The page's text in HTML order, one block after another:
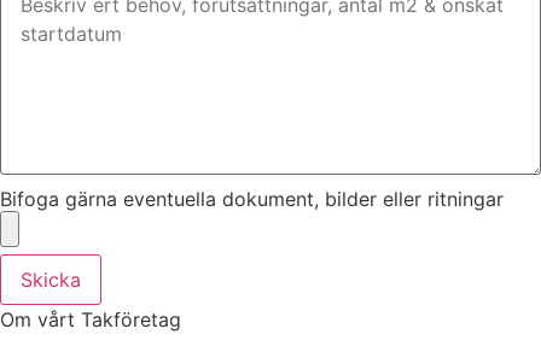
Bifoga gärna eventuella dokument, bilder eller ritningar
Skicka
Om vårt Takföretag